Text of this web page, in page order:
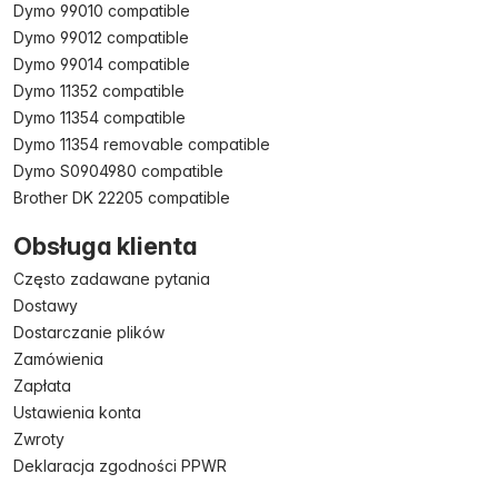
Dymo 99010 compatible
Dymo 99012 compatible
Dymo 99014 compatible
Dymo 11352 compatible
Dymo 11354 compatible
Dymo 11354 removable compatible
Dymo S0904980 compatible
Brother DK 22205 compatible
Obsługa klienta
Często zadawane pytania
Dostawy
Dostarczanie plików
Zamówienia
Zapłata
Ustawienia konta
Zwroty
Deklaracja zgodności PPWR